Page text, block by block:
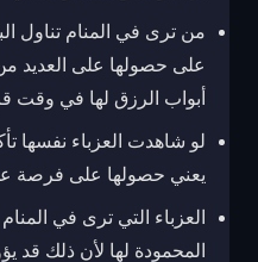
من ترى في المنام تناول
على حصولها على العديد
أبواب الرزق لها في وقت
لو شاهدت العزباء نفسها
يعني حصولها على فرصة
العزباء التي ترى في
المحمودة لها لأن ذلك قد